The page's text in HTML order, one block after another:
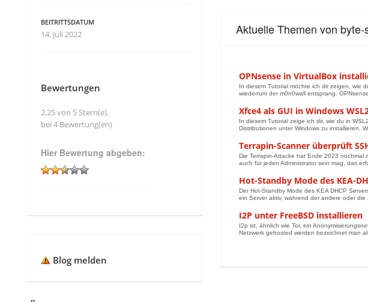
Aktuelle Themen von byte-
OPNsense in VirtualBox
In diesem Tutorial möchte ich dir zeigen, wie
wiederrum der m0n0wall entsprang.
Xfce4 als GUI in Windows
In diesem Tutorial zeige ich dir, wie du in
Distributionen unter Windows zu installieren.
Terrapin-Scanner überprüft
Die Terrapin-Attacke hat Ende 2023
auch für jeden Administrator sein mag, das
Hot-Standby Mode des KEA-
Der Hot-Standby Mode des KEA DHCP
ein Server aktiv, während der andere oder die
I2P unter FreeBSD installieren
I2p ist, ähnlich wie Tor, ein
Netzwerk gehosted werden bezeichnet man
BEITRITTSDATUM
14. Juli 2022
Bewertungen
2,25 von 5 Stern(e),
bei 4 Bewertung(en)
Hier Bewertung abgeben:
Blog melden